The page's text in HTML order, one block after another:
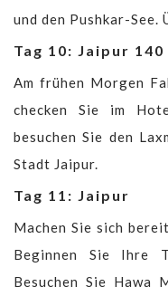
und den Pushkar-See.
Tag 10: Jaipur 140
Am frühen Morgen
checken Sie im
besuchen Sie den
Stadt Jaipur.
Tag 11: Jaipur
Machen Sie sich
Beginnen Sie Ihre
Besuchen Sie Hawa